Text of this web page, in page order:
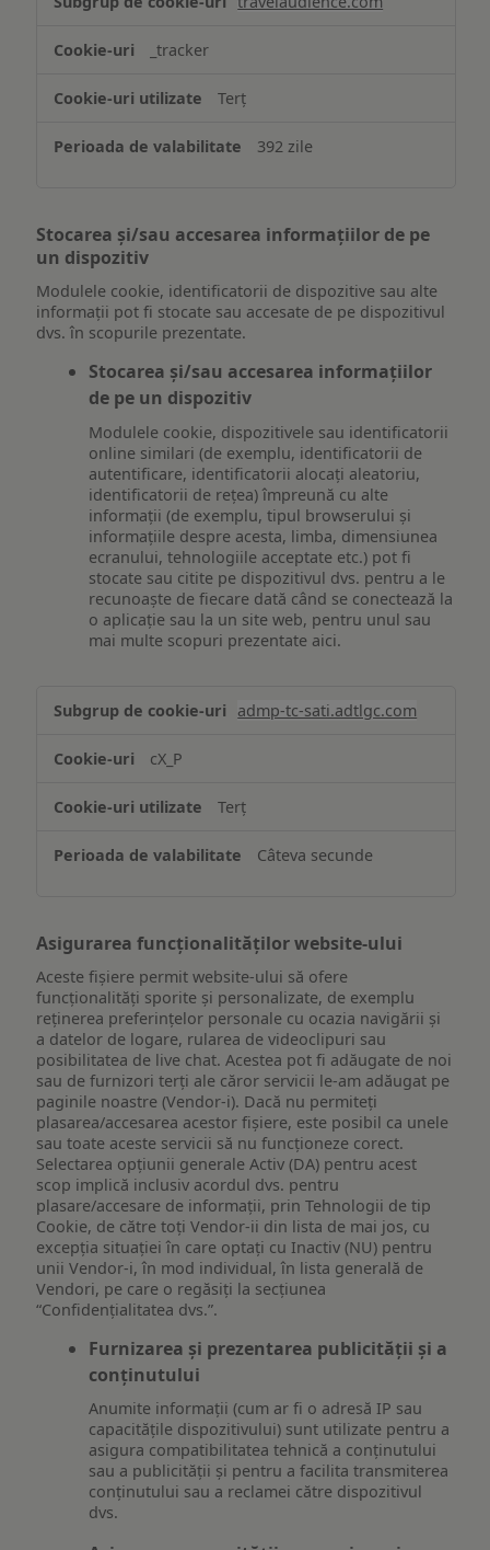
_tracker
Terț
392 zile
Stocarea și/sau accesarea informațiilor de pe
un dispozitiv
Modulele cookie, identificatorii de dispozitive sau alte
informații pot fi stocate sau accesate de pe dispozitivul
dvs. în scopurile prezentate.
Stocarea și/sau accesarea informațiilor
de pe un dispozitiv
Modulele cookie, dispozitivele sau identificatorii
online similari (de exemplu, identificatorii de
autentificare, identificatorii alocați aleatoriu,
identificatorii de rețea) împreună cu alte
informații (de exemplu, tipul browserului și
informațiile despre acesta, limba, dimensiunea
ecranului, tehnologiile acceptate etc.) pot fi
stocate sau citite pe dispozitivul dvs. pentru a le
recunoaște de fiecare dată când se conectează la
o aplicație sau la un site web, pentru unul sau
mai multe scopuri prezentate aici.
și/sau
informațiilor
pe
dispozitiv
admp-tc-sati.adtlgc.com
cX_P
Terț
Câteva secunde
Asigurarea funcționalităților website-ului
Aceste fișiere permit website-ului să ofere
funcționalități sporite și personalizate, de exemplu
reţinerea preferinţelor personale cu ocazia navigării și
a datelor de logare, rularea de videoclipuri sau
posibilitatea de live chat. Acestea pot fi adăugate de noi
sau de furnizori terți ale căror servicii le-am adăugat pe
paginile noastre (Vendor-i). Dacă nu permiteți
plasarea/accesarea acestor fișiere, este posibil ca unele
sau toate aceste servicii să nu funcționeze corect.
Selectarea opțiunii generale Activ (DA) pentru acest
scop implică inclusiv acordul dvs. pentru
plasare/accesare de informații, prin Tehnologii de tip
Cookie, de către toți Vendor-ii din lista de mai jos, cu
excepția situației în care optați cu Inactiv (NU) pentru
unii Vendor-i, în mod individual, în lista generală de
Vendori, pe care o regăsiți la secțiunea
“Confidențialitatea dvs.”.
Furnizarea și prezentarea publicității și a
conținutului
Anumite informații (cum ar fi o adresă IP sau
capacitățile dispozitivului) sunt utilizate pentru a
asigura compatibilitatea tehnică a conținutului
sau a publicității și pentru a facilita transmiterea
conținutului sau a reclamei către dispozitivul
dvs.